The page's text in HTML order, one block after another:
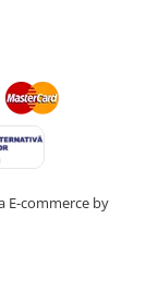
E-commerce by